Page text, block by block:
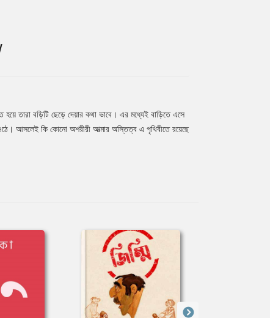
তারা বড়িটি ছেড়ে দেয়ার কথা ভাবে। এর মধ্যেই বাড়িতে এসে
আসলেই কি কোনো অশরীরী আত্মার অস্তিত্ব এ পৃথিবীতে রয়েছে